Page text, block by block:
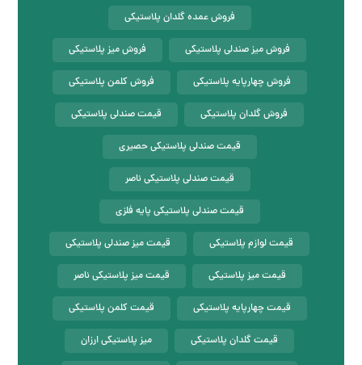
فروش عمده گلدان پلاستیکی
فروش میز صندلی پلاستیکی فروش میز پلاستیکی
فروش چهارپایه پلاستیکی فروش کلمن پلاستیکی
فروش گلدان پلاستیکی قیمت صندلی پلاستیکی
قیمت صندلی پلاستیکی حصیری
قیمت صندلی پلاستیکی ناصر
قیمت صندلی پلاستیکی پایه فلزی
قیمت لوازم پلاستیکی قیمت میز صندلی پلاستیکی
قیمت میز پلاستیکی قیمت میز پلاستیکی ناصر
قیمت چهارپایه پلاستیکی قیمت کلمن پلاستیکی
قیمت گلدان پلاستیکی میز پلاستیکی ارزان